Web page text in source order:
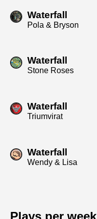
Waterfall
Pola & Bryson
Waterfall
Stone Roses
Waterfall
Triumvirat
Waterfall
Wendy & Lisa
Plays per week